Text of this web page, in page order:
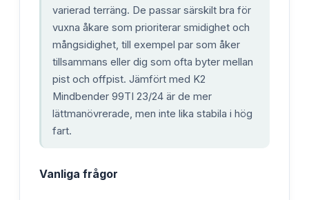
varierad terräng. De passar särskilt bra för
vuxna åkare som prioriterar smidighet och
mångsidighet, till exempel par som åker
tillsammans eller dig som ofta byter mellan
pist och offpist. Jämfört med K2
Mindbender 99TI 23/24 är de mer
lättmanövrerade, men inte lika stabila i hög
fart.
Vanliga frågor